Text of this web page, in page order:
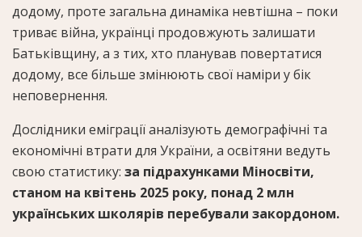
додому, проте загальна динаміка невтішна – поки
триває війна, українці продовжують залишати
Батьківщину, а з тих, хто планував повертатися
додому, все більше змінюють свої наміри у бік
неповернення.
Дослідники еміграції аналізують демографічні та
економічні втрати для України, а освітяни ведуть
свою статистику: за підрахунками Міносвіти,
станом на квітень 2025 року, понад 2 млн
українських школярів перебували закордоном.